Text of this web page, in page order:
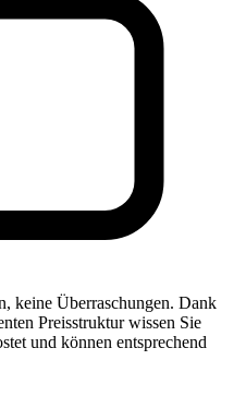
keine Überraschungen. Dank
Preisstruktur wissen Sie
und können entsprechend